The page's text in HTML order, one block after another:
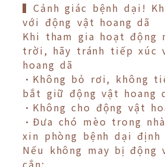
▍Cảnh giác bệnh dại!
với động vật hoang dã
Khi tham gia hoạt động
trời, hãy tránh tiếp xúc
hoang dã
•Không bỏ rơi, không
bắt giữ động vật hoang
•Không cho động vật
•Đưa chó mèo trong
xin phòng bệnh dại định
Nếu không may bị động